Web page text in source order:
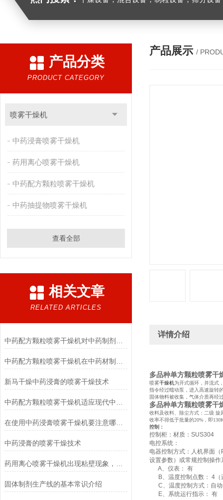
产品分类
PRODUCT CATEGORY
喷雾干燥机
中药浸膏喷雾干燥机
药用离心喷雾干燥机
中药配方颗粒喷雾干燥机
中药抽提物喷雾干燥机
查看全部
相关文章
RELATED ARTICLES
新马干燥中药浸膏的喷雾干燥技术
在使用中药浸膏喷雾干燥机要注意哪些细节
中药浸膏的喷雾干燥技术
固体制剂生产线的基本常识介绍
产品展示 /
详情介绍
多品种单方颗粒喷雾干
喷雾干燥机为开式循环，并流式
指令经过蠕动泵，进入高速旋转
固体物料被收集，气体介质再经
多品种单方颗粒喷雾干
收料及收料、除尘方式：二级 旋
收率不得低于批量的20% ，即
控制：
控制柜：材质：SUS304
电控系统：
电器控制方式：人机界面
设置参数）或常规控制操作
A、仪表： 有
B、温度控制点数： 4（
C、温度控制方式：自动
E、系统运行指示： 有